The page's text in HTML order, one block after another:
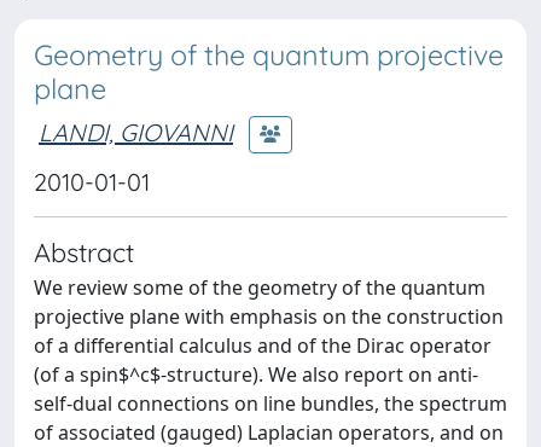
Geometry of the quantum projective
plane
LANDI, GIOVANNI
2010-01-01
Abstract
We review some of the geometry of the quantum
projective plane with emphasis on the construction
of a differential calculus and of the Dirac operator
(of a spin$^c$-structure). We also report on anti-
self-dual connections on line bundles, the spectrum
of associated (gauged) Laplacian operators, and on